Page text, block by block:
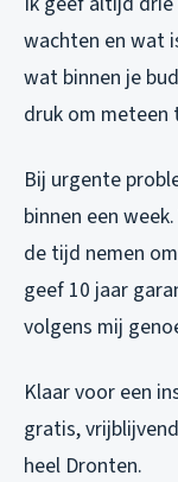
wachten en wat
wat binnen je
druk om meteen
Bij urgente
binnen een
de tijd nemen
geef 10 jaar
volgens mij
Klaar voor een
gratis,
heel Dronten.